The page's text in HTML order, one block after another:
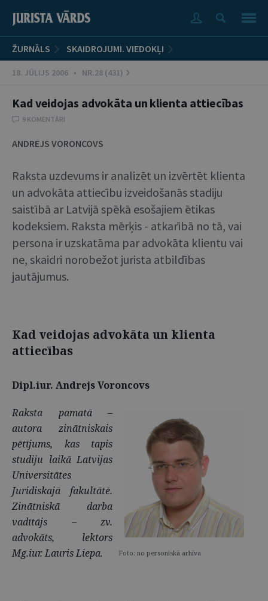
ŽURNĀLS SKAIDROJUMI. VIEDOKĻI
18. JŪLIJS 2006 • NR.28 (431)
Kad veidojas advokāta un klienta attiecības
9 KOMENTĀRI
ANDREJS VORONCOVS
Raksta uzdevums ir analizēt un izvērtēt klienta
un advokāta attiecību izveidošanās stadiju
saistībā ar Latvijā spēkā esošajiem ētikas
kodeksiem. Raksta mērķis - atkarībā no tā, vai
persona ir uzskatāma par advokāta klientu vai
ne, skaidri norobežot jurista atbildības
jautājumus.
Kad veidojas advokāta un klienta
attiecības
Dipl.iur. Andrejs Voroncovs
Foto: no personiskā arhīva
Raksta pamatā –
autora zinātniskais
pētījums, kas tapis
studiju laikā Latvijas
Universitātes
Juridiskajā fakultātē.
Zinātniskā darba
vadītājs – zv.
advokāts, lektors
Mg.iur. Lauris Liepa.